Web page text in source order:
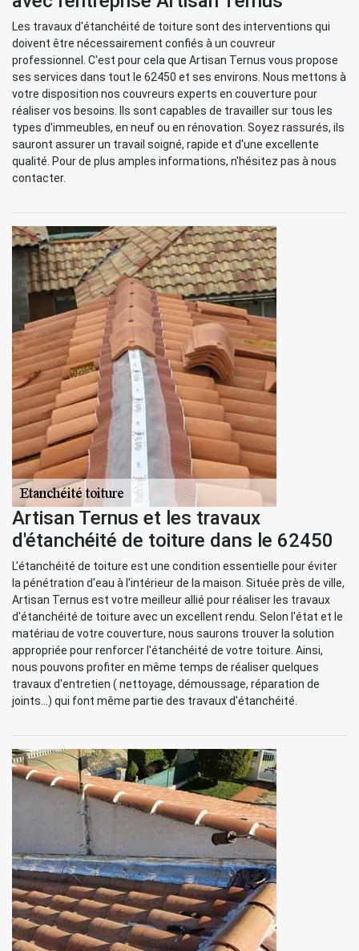
Les travaux d'étanchéité de toiture sont des interventions qui
doivent être nécessairement confiés à un couvreur
professionnel. C'est pour cela que Artisan Ternus vous propose
ses services dans tout le 62450 et ses environs. Nous mettons à
votre disposition nos couvreurs experts en couverture pour
réaliser vos besoins. Ils sont capables de travailler sur tous les
types d'immeubles, en neuf ou en rénovation. Soyez rassurés, ils
sauront assurer un travail soigné, rapide et d'une excellente
qualité. Pour de plus amples informations, n'hésitez pas à nous
contacter.
Artisan Ternus et les travaux
d'étanchéité de toiture dans le 62450
L'étanchéité de toiture est une condition essentielle pour éviter
la pénétration d'eau à l'intérieur de la maison. Située près de ville,
Artisan Ternus est votre meilleur allié pour réaliser les travaux
d'étanchéité de toiture avec un excellent rendu. Selon l'état et le
matériau de votre couverture, nous saurons trouver la solution
appropriée pour renforcer l'étanchéité de votre toiture. Ainsi,
nous pouvons profiter en même temps de réaliser quelques
travaux d'entretien ( nettoyage, démoussage, réparation de
joints...) qui font même partie des travaux d'étanchéité.